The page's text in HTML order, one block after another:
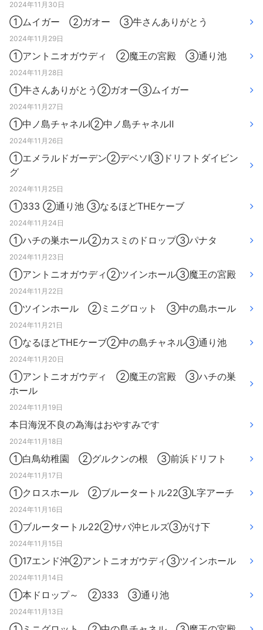
2024年11月30日
①ムイガー ②ガオー ③牛さんありがとう
2024年11月29日
①アントニオガウディ ②魔王の宮殿 ③通り池
2024年11月28日
①牛さんありがとう②ガオー③ムイガー
2024年11月27日
①中ノ島チャネルⅠ②中ノ島チャネルⅡ
2024年11月26日
①エメラルドガーデン②デベソⅠ③ドリフトダイビン
グ
2024年11月25日
①333 ②通り池 ③なるほどTHEケーブ
2024年11月24日
①ハチの巣ホール②カスミのドロップ③パナタ
2024年11月23日
①アントニオガウディ②ツインホール③魔王の宮殿
2024年11月22日
①ツインホール ②ミニグロット ③中の島ホール
2024年11月21日
①なるほどTHEケーブ②中の島チャネル③通り池
2024年11月20日
①アントニオガウディ ②魔王の宮殿 ③ハチの巣
ホール
2024年11月19日
本日海況不良の為海はおやすみです
2024年11月18日
①白鳥幼稚園 ②グルクンの根 ③前浜ドリフト
2024年11月17日
①クロスホール ②ブルータートル22③L字アーチ
2024年11月16日
①ブルータートル22②サバ沖ヒルズ③がけ下
2024年11月15日
①17エンド沖②アントニオガウディ③ツインホール
2024年11月14日
①本ドロップ～ ②333 ③通り池
2024年11月13日